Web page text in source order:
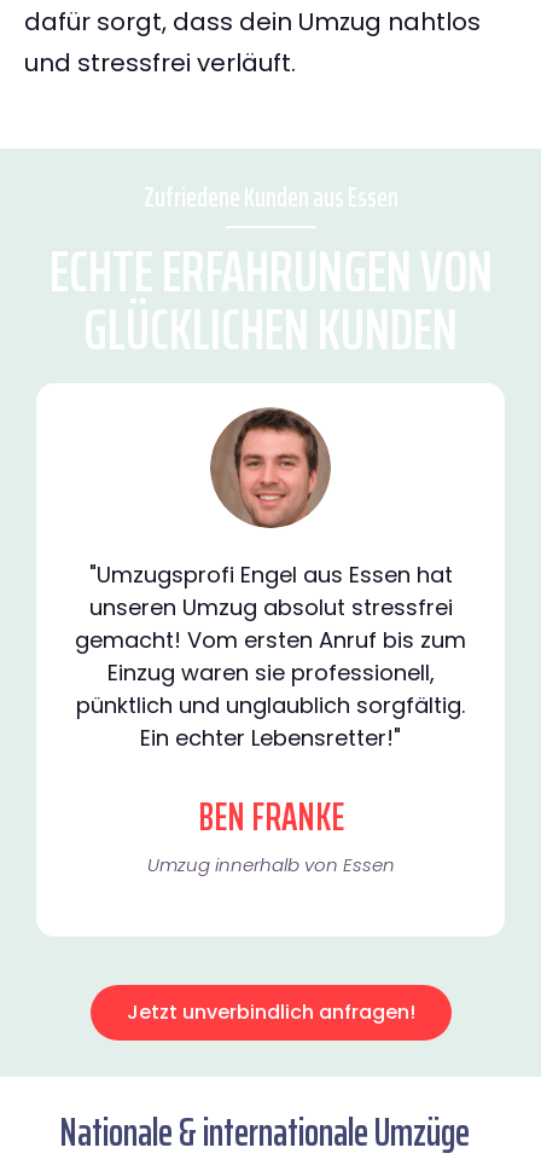
dafür sorgt, dass dein Umzug nahtlos
und stressfrei verläuft.
Zufriedene Kunden aus Essen
ECHTE ERFAHRUNGEN VON
GLÜCKLICHEN KUNDEN
"Umzugsprofi Engel aus Essen hat
unseren Umzug absolut stressfrei
gemacht! Vom ersten Anruf bis zum
Einzug waren sie professionell,
pünktlich und unglaublich sorgfältig.
Ein echter Lebensretter!"
BEN FRANKE
Umzug innerhalb von Essen​
Jetzt unverbindlich anfragen!
Nationale & internationale Umzüge